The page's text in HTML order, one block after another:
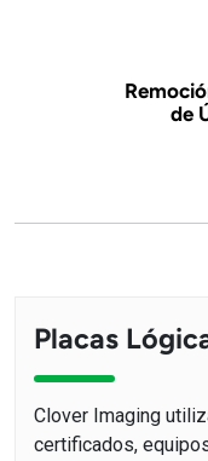
de
Placas
Clover Imaging
certificados,